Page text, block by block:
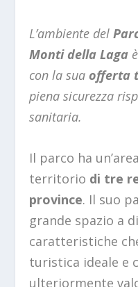
L’ambiente del
Monti della Laga
con la sua offerta
piena sicurezza
sanitaria.
Il parco ha
territorio di tre
province. Il suo
grande spazio a
caratteristiche
turistica ideale e
ulteriormente